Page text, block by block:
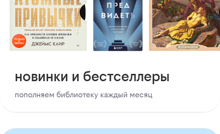
новинки и бестселлеры
пополняем библиотеку каждый месяц